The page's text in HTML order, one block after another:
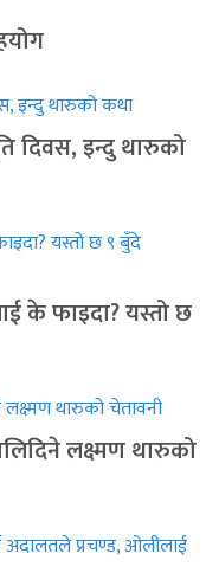
दिवस, इन्दु थारुको
के फाइदा? यस्तो छ
लक्ष्मण थारुको